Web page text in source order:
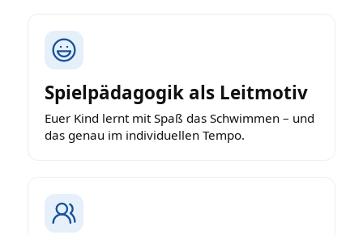
Spielpädagogik als Leitmotiv
Euer Kind lernt mit Spaß das Schwimmen – und
das genau im individuellen Tempo.